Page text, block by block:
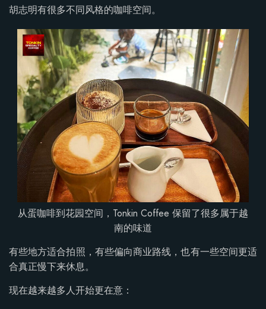
胡志明有很多不同风格的咖啡空间。
从蛋咖啡到花园空间，Tonkin Coffee 保留了很多属于越
南的味道
有些地方适合拍照，有些偏向商业路线，也有一些空间更适
合真正慢下来休息。
现在越来越多人开始更在意：